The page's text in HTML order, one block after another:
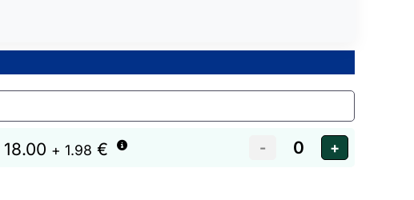
18.00 + 1.98 €